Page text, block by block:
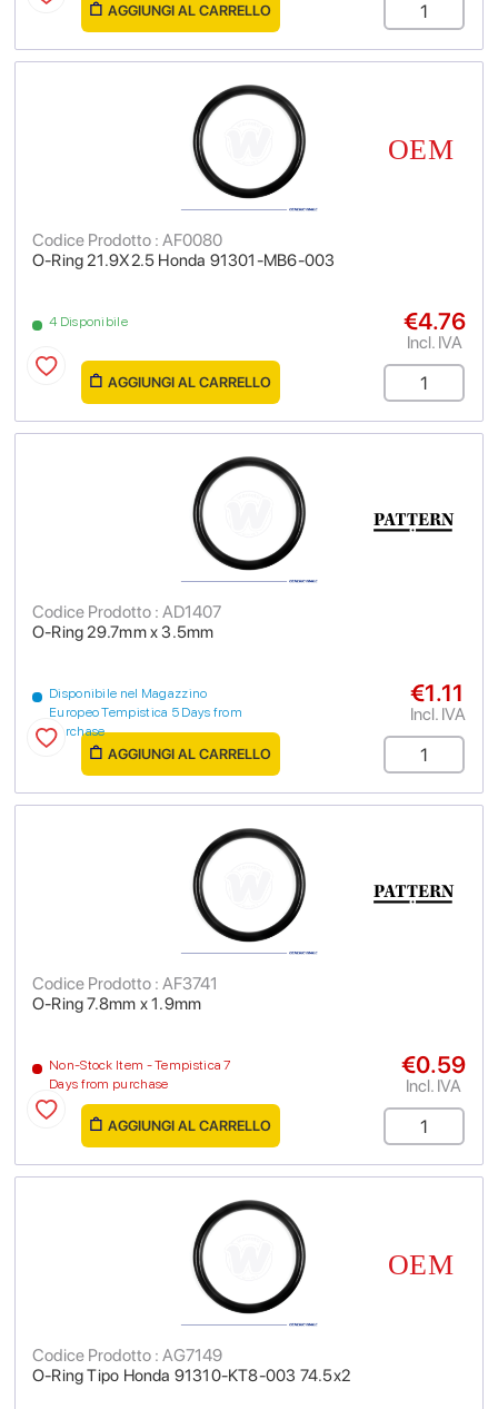
AGGIUNGI AL CARRELLO
O-Ring 21.9X2.5 Honda 91301-MB6-003
Codice Prodotto : AF0080
4 Disponibile €4.76
Incl. IVA
AGGIUNGI AL CARRELLO
O-Ring 29.7mm x 3.5mm
Codice Prodotto : AD1407
Disponibile nel Magazzino
Europeo Tempistica 5 Days from
purchase
€1.11
Incl. IVA
AGGIUNGI AL CARRELLO
O-Ring 7.8mm x 1.9mm
Codice Prodotto : AF3741
Non-Stock Item - Tempistica 7
Days from purchase
€0.59
Incl. IVA
AGGIUNGI AL CARRELLO
O-Ring Tipo Honda 91310-KT8-003 74.5x2
Codice Prodotto : AG7149